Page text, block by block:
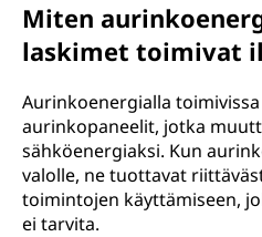
Miten
laskimet toimivat
Aurinkoenergialla
aurinkopaneelit, jotka
sähköenergiaksi. Kun
valolle, ne tuottavat
toimintojen käyttämiseen,
ei tarvita.